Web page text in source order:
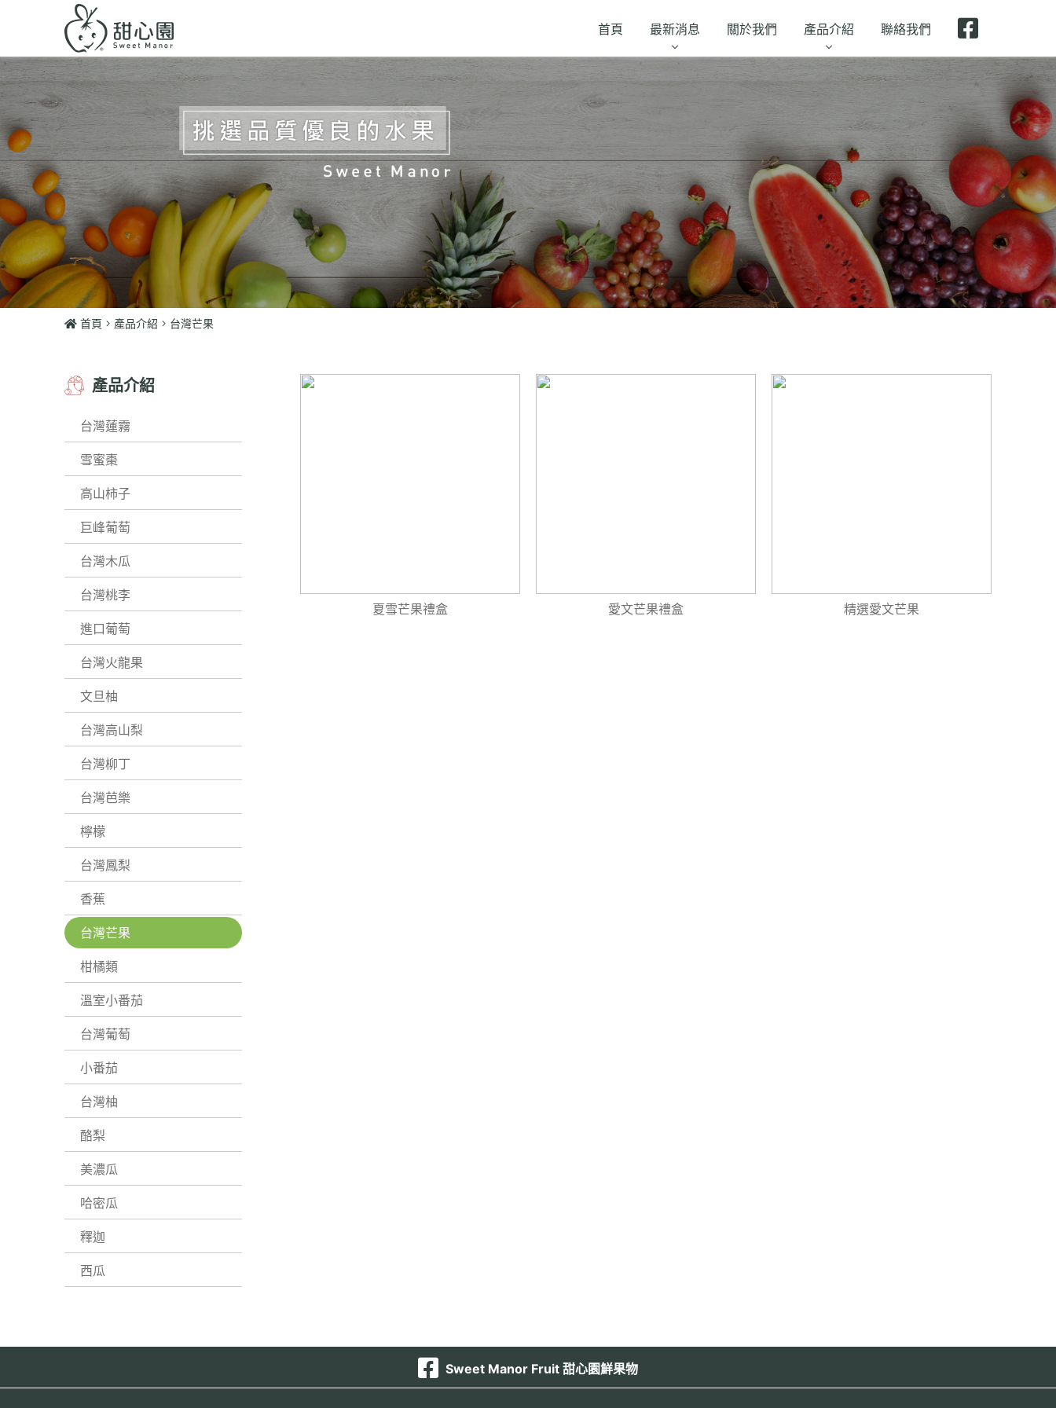
首頁 最新消息 關於我們 產品介紹 聯絡我們
首頁 產品介紹 台灣芒果
產品介紹
台灣蓮霧
雪蜜棗
高山柿子
巨峰葡萄
台灣木瓜
台灣桃李
進口葡萄
台灣火龍果
文旦柚
台灣高山梨
台灣柳丁
台灣芭樂
檸檬
台灣鳳梨
香蕉
台灣芒果
柑橘類
溫室小番茄
台灣葡萄
小番茄
台灣柚
酪梨
美濃瓜
哈密瓜
釋迦
西瓜
夏雪芒果禮盒 愛文芒果禮盒 精選愛文芒果
Sweet Manor Fruit 甜心園鮮果物